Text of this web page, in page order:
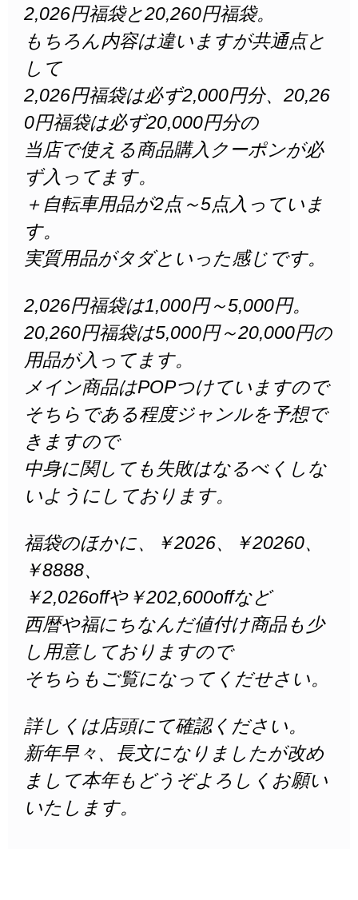
2,026円福袋と20,260円福袋。
もちろん内容は違いますが共通点と
して
2,026円福袋は必ず2,000円分、20,26
0円福袋は必ず20,000円分の
当店で使える商品購入クーポンが必
ず入ってます。
＋自転車用品が2点～5点入っていま
す。
実質用品がタダといった感じです。
2,026円福袋は1,000円～5,000円。
20,260円福袋は5,000円～20,000円の
用品が入ってます。
メイン商品はPOPつけていますので
そちらである程度ジャンルを予想で
きますので
中身に関しても失敗はなるべくしな
いようにしております。
福袋のほかに、￥2026、￥20260、
￥8888、
￥2,026offや￥202,600offなど
西暦や福にちなんだ値付け商品も少
し用意しておりますので
そちらもご覧になってくだせさい。
詳しくは店頭にて確認ください。
新年早々、長文になりましたが改め
まして本年もどうぞよろしくお願い
いたします。